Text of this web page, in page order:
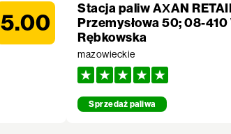
5.00
Stacja paliw AXAN
Przemysłowa 50; 08-410
Rębkowska
mazowieckie
Sprzedaż paliwa